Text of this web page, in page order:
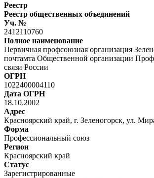
Реестр
Реестр общественных объединений
Уч. №
2412110760
Полное наименование
Первичная профсоюзная организация
почтамта Общественной организации
связи России
ОГРН
1022400004110
Дата ОГРН
18.10.2002
Адрес
Красноярский край, г. Зеленогорск, ул.
Форма
Профессиональный союз
Регион
Красноярский край
Статус
Зарегистрированные